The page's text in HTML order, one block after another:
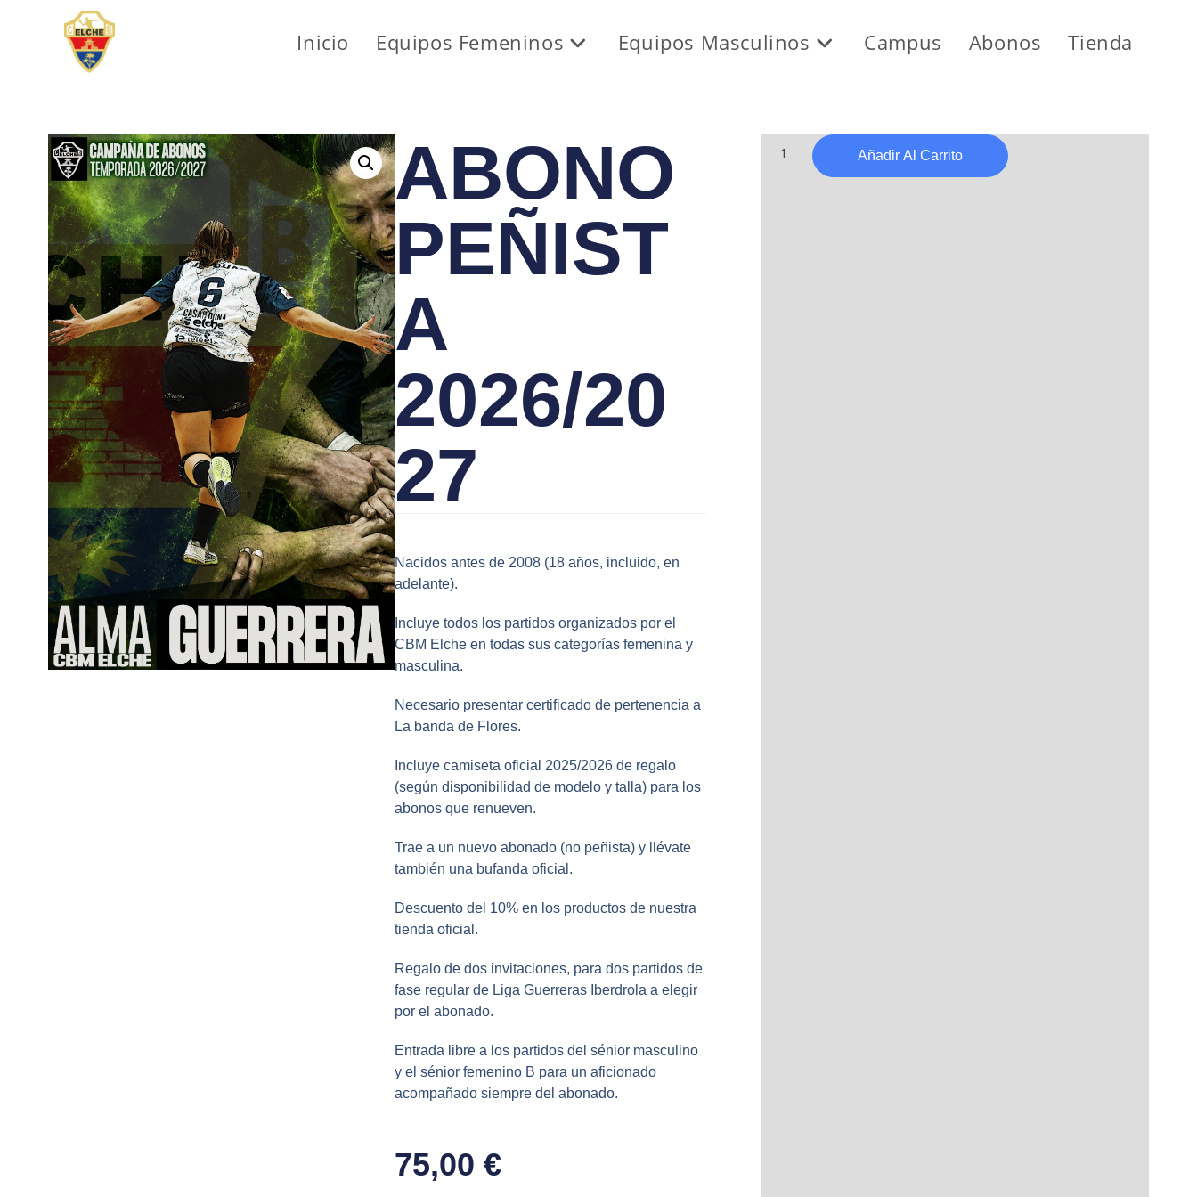
Inicio Equipos Femeninos Equipos Masculinos Campus Abonos Tienda
Añadir Al Carrito
ABONO
PEÑIST
A
2026/20
27
Nacidos antes de 2008 (18 años, incluido, en
adelante).
Incluye todos los partidos organizados por el
CBM Elche en todas sus categorías femenina y
masculina.
Necesario presentar certificado de pertenencia a
La banda de Flores.
Incluye camiseta oficial 2025/2026 de regalo
(según disponibilidad de modelo y talla) para los
abonos que renueven.
Trae a un nuevo abonado (no peñista) y llévate
también una bufanda oficial.
Descuento del 10% en los productos de nuestra
tienda oficial.
Regalo de dos invitaciones, para dos partidos de
fase regular de Liga Guerreras Iberdrola a elegir
por el abonado.
Entrada libre a los partidos del sénior masculino
y el sénior femenino B para un aficionado
acompañado siempre del abonado.
75,00€